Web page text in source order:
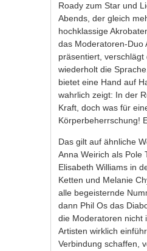
Roady zum Star und
Abends, der gleich
hochklassige
das Moderatoren-Duo
präsentiert, verschlägt
wiederholt die
bietet eine Hand auf
wahrlich zeigt: In der
Kraft, doch was für
Körperbeherrschung!
Das gilt auf ähnliche
Anna Weirich als Pole
Elisabeth Williams in
Ketten und Melanie
alle begeisternde
dann Phil Os das
die Moderatoren nicht
Artisten wirklich
Verbindung schaffen,